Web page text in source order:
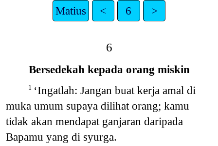
Matius < 6 >
6
Bersedekah kepada orang miskin
1 ‘Ingatlah: Jangan buat kerja amal di
muka umum supaya dilihat orang; kamu
tidak akan mendapat ganjaran daripada
Bapamu yang di syurga.